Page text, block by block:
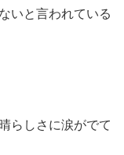
いと言われている
らしさに涙がでて